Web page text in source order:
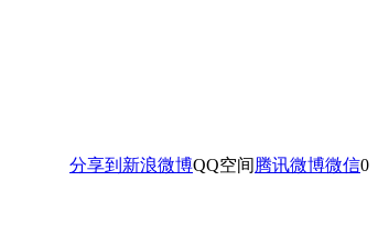
分享到 新浪微博QQ空间腾讯微博微信0